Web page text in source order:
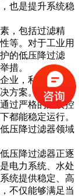
也是提升系统稳
，包括过滤精
等。对于工业用
的低压降过滤
措。
业，利菲拓始终
方案。利菲拓的
过严格的品质控
都能稳定运行。
压降过滤器领域
压降过滤器正逐
电力系统、水处
统提供稳定、高
不仅能够满足当